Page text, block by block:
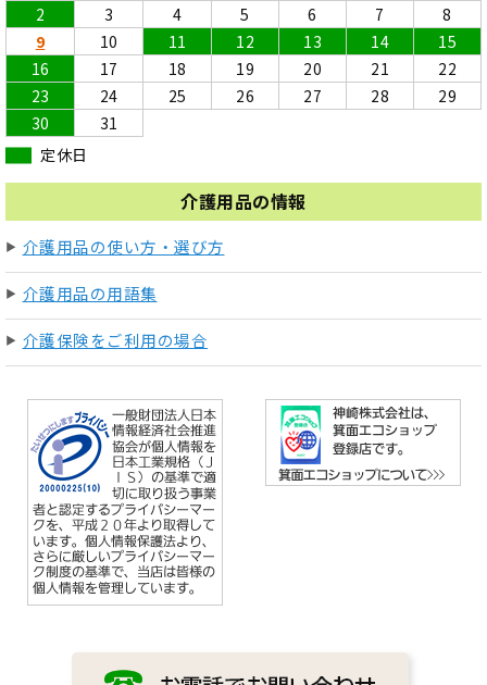
2
3 4 5 6 7
8
9
10 11 12 13 14
15
16
17 18 19 20 21
22
23
24 25 26 27 28
29
30
31
定休日
介護用品の情報
介護用品の使い方・選び方
介護用品の用語集
介護保険をご利用の場合